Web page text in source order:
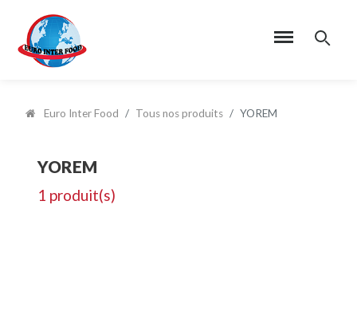
Euro Inter Food Tous nos produits YOREM
YOREM
1 produit(s)